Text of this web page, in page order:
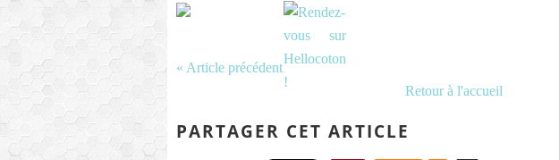
« Article précédent
Retour à l'accueil
PARTAGER CET ARTICLE